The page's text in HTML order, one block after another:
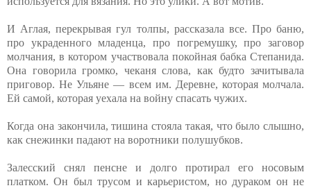
И Аглая, перекрывая гул толпы, рассказала все. Про баню,
про украденного младенца, про погремушку, про заговор
молчания, в котором участвовала покойная бабка Степанида.
Она говорила громко, чеканя слова, как будто зачитывала
приговор. Не Ульяне — всем им. Деревне, которая молчала.
Ей самой, которая уехала на войну спасать чужих.
Когда она закончила, тишина стояла такая, что было слышно,
как снежинки падают на воротники полушубков.
Залесский снял пенсне и долго протирал его носовым
платком. Он был трусом и карьеристом, но дураком он не